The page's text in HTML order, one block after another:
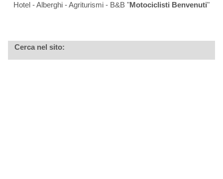
Hotel - Alberghi - Agriturismi - B&B "Motociclisti Benvenuti"
Cerca nel sito: